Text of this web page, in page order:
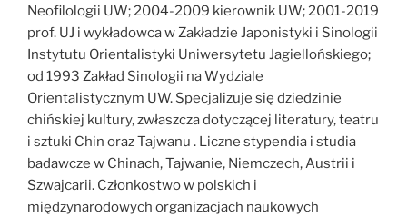
Neofilologii UW; 2004-2009 kierownik UW; 2001-2019
prof. UJ i wykładowca w Zakładzie Japonistyki i Sinologii
Instytutu Orientalistyki Uniwersytetu Jagiellońskiego;
od 1993 Zakład Sinologii na Wydziale
Orientalistycznym UW. Specjalizuje się dziedzinie
chińskiej kultury, zwłaszcza dotyczącej literatury, teatru
i sztuki Chin oraz Tajwanu . Liczne stypendia i studia
badawcze w Chinach, Tajwanie, Niemczech, Austrii i
Szwajcarii. Członkostwo w polskich i
międzynarodowych organizacjach naukowych